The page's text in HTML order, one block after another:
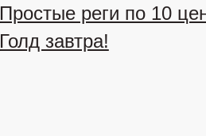
Простые реги по 10
Голд завтра!